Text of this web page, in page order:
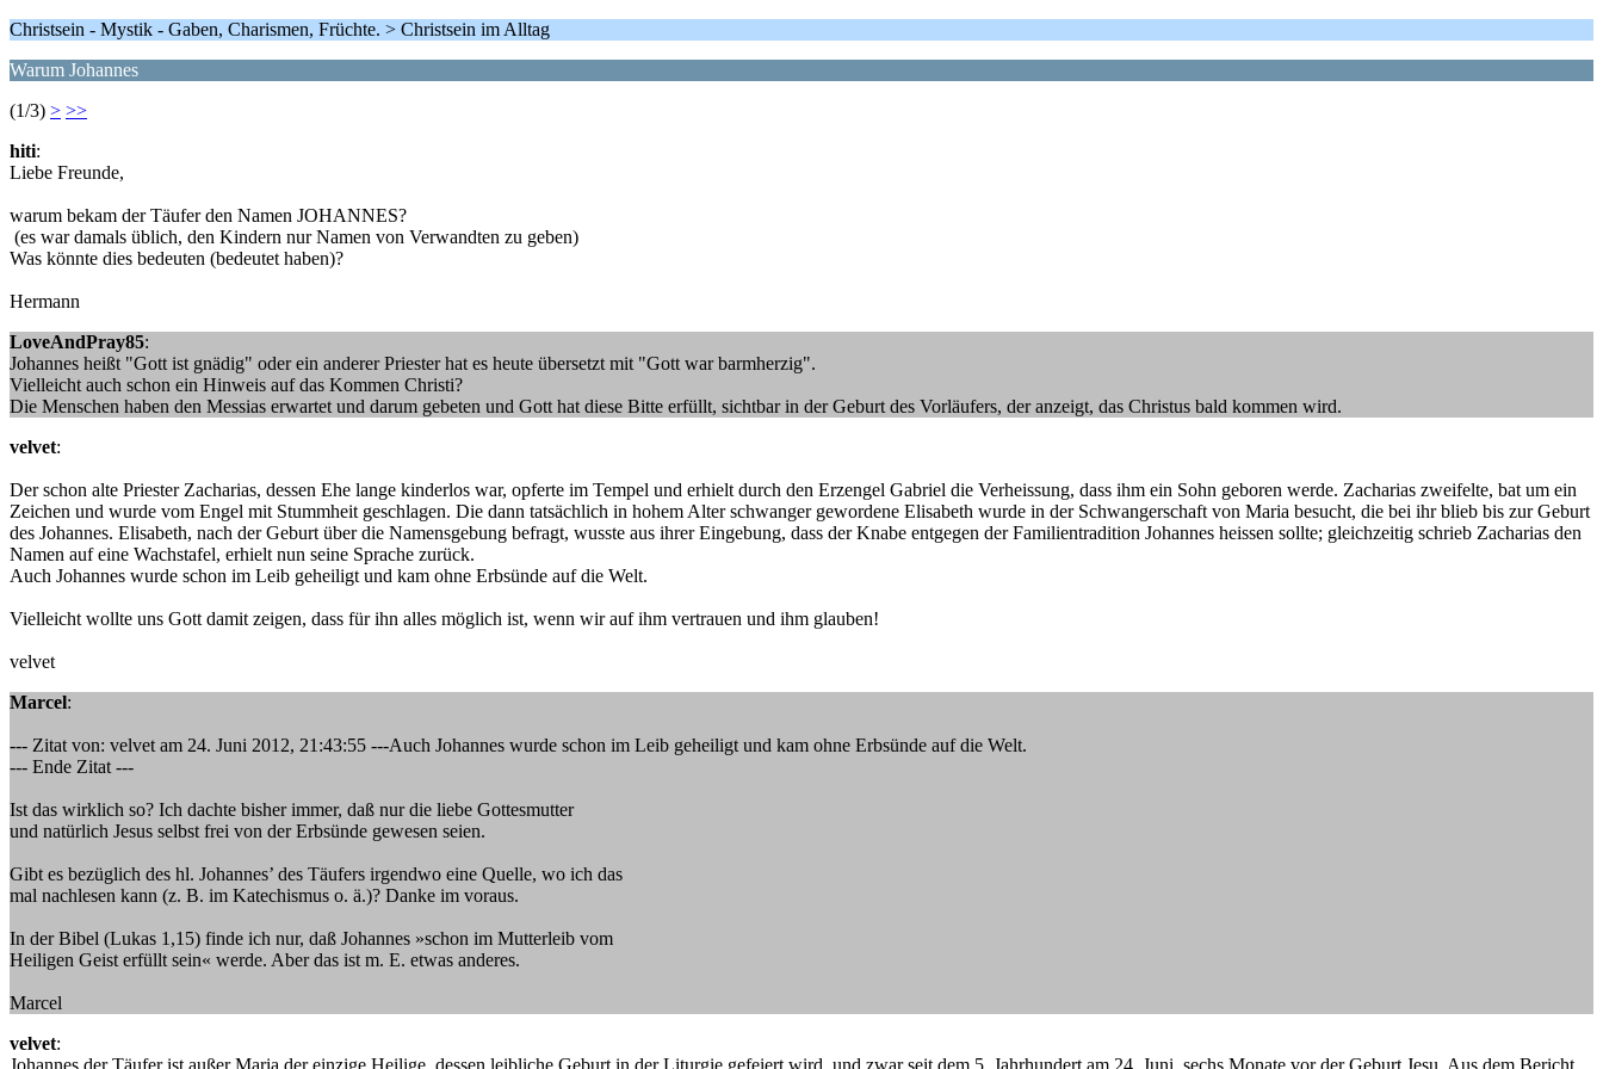
Christsein - Mystik - Gaben, Charismen, Früchte. > Christsein im Alltag
Warum Johannes
(1/3) > >>
hiti:
Liebe Freunde,
warum bekam der Täufer den Namen JOHANNES?
(es war damals üblich, den Kindern nur Namen von Verwandten zu geben)
Was könnte dies bedeuten (bedeutet haben)?
Hermann
LoveAndPray85:
Johannes heißt "Gott ist gnädig" oder ein anderer Priester hat es heute übersetzt mit "Gott war barmherzig".
Vielleicht auch schon ein Hinweis auf das Kommen Christi?
Die Menschen haben den Messias erwartet und darum gebeten und Gott hat diese Bitte erfüllt, sichtbar in der Geburt des Vorläufers, der anzeigt, das Christus bald kommen wird.
velvet:
Der schon alte Priester Zacharias, dessen Ehe lange kinderlos war, opferte im Tempel und erhielt durch den Erzengel Gabriel die Verheissung, dass ihm ein Sohn geboren werde. Zacharias zweifelte, bat um ein
Zeichen und wurde vom Engel mit Stummheit geschlagen. Die dann tatsächlich in hohem Alter schwanger gewordene Elisabeth wurde in der Schwangerschaft von Maria besucht, die bei ihr blieb bis zur Geburt
des Johannes. Elisabeth, nach der Geburt über die Namensgebung befragt, wusste aus ihrer Eingebung, dass der Knabe entgegen der Familientradition Johannes heissen sollte; gleichzeitig schrieb Zacharias den
Namen auf eine Wachstafel, erhielt nun seine Sprache zurück.
Auch Johannes wurde schon im Leib geheiligt und kam ohne Erbsünde auf die Welt.
Vielleicht wollte uns Gott damit zeigen, dass für ihn alles möglich ist, wenn wir auf ihm vertrauen und ihm glauben!
velvet
Marcel:
--- Zitat von: velvet am 24. Juni 2012, 21:43:55 ---Auch Johannes wurde schon im Leib geheiligt und kam ohne Erbsünde auf die Welt.
--- Ende Zitat ---
Ist das wirklich so? Ich dachte bisher immer, daß nur die liebe Gottesmutter
und natürlich Jesus selbst frei von der Erbsünde gewesen seien.
Gibt es bezüglich des hl. Johannes’ des Täufers irgendwo eine Quelle, wo ich das
mal nachlesen kann (z. B. im Katechismus o. ä.)? Danke im voraus.
In der Bibel (Lukas 1,15) finde ich nur, daß Johannes »schon im Mutterleib vom
Heiligen Geist erfüllt sein« werde. Aber das ist m. E. etwas anderes.
Marcel
velvet:
Johannes der Täufer ist außer Maria der einzige Heilige, dessen leibliche Geburt in der Liturgie gefeiert wird, und zwar seit dem 5. Jahrhundert am 24. Juni, sechs Monate vor der Geburt Jesu. Aus dem Bericht